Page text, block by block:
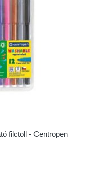
filctoll - Centropen